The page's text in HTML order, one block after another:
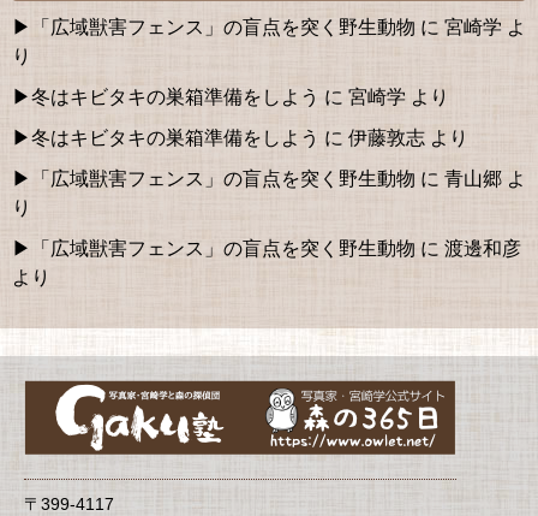
「広域獣害フェンス」の盲点を突く野生動物 に 宮崎学 よ
り
冬はキビタキの巣箱準備をしよう に 宮崎学 より
冬はキビタキの巣箱準備をしよう に 伊藤敦志 より
「広域獣害フェンス」の盲点を突く野生動物 に 青山郷 よ
り
「広域獣害フェンス」の盲点を突く野生動物 に 渡邊和彦
より
〒399-4117